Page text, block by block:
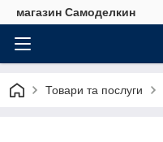
магазин Самоделкин
Товари та послуги